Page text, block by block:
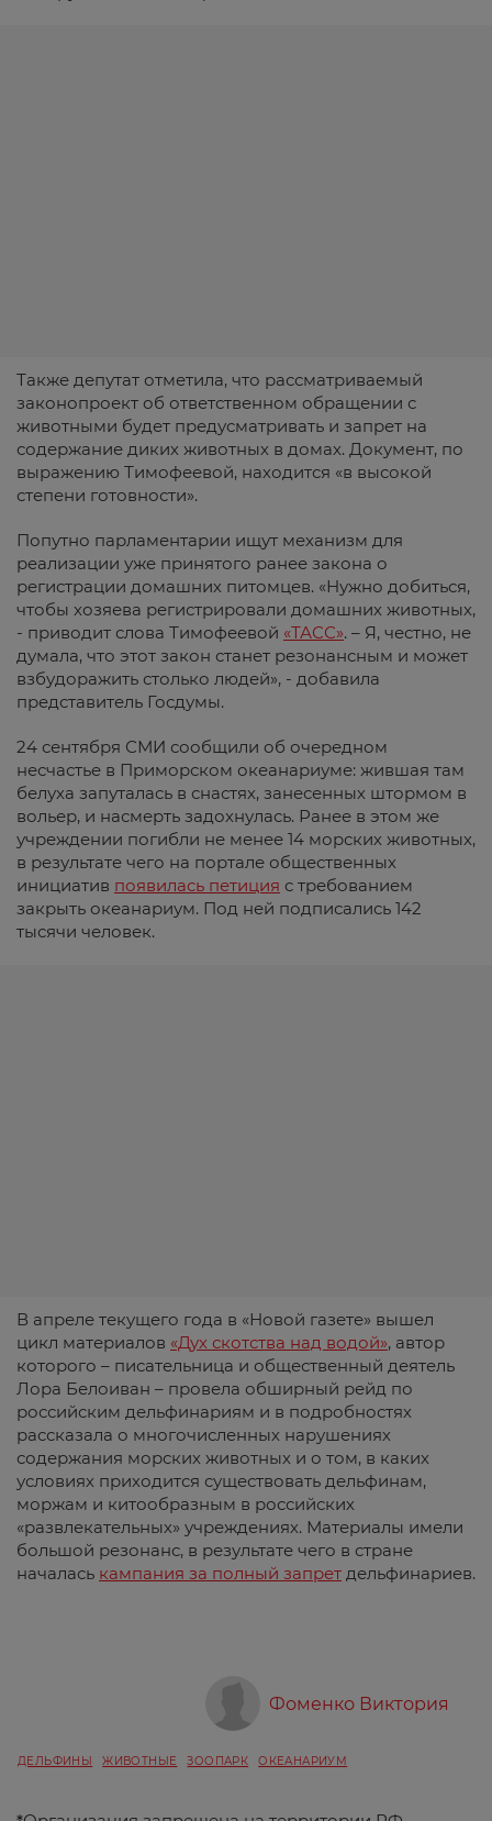
Также депутат отметила, что рассматриваемый
законопроект об ответственном обращении с
животными будет предусматривать и запрет на
содержание диких животных в домах. Документ, по
выражению Тимофеевой, находится «в высокой
степени готовности».
Попутно парламентарии ищут механизм для
реализации уже принятого ранее закона о
регистрации домашних питомцев. «Нужно добиться,
чтобы хозяева регистрировали домашних животных,
- приводит слова Тимофеевой «ТАСС». – Я, честно, не
думала, что этот закон станет резонансным и может
взбудоражить столько людей», - добавила
представитель Госдумы.
24 сентября СМИ сообщили об очередном
несчастье в Приморском океанариуме: жившая там
белуха запуталась в снастях, занесенных штормом в
вольер, и насмерть задохнулась. Ранее в этом же
учреждении погибли не менее 14 морских животных,
в результате чего на портале общественных
инициатив появилась петиция с требованием
закрыть океанариум. Под ней подписались 142
тысячи человек.
В апреле текущего года в «Новой газете» вышел
цикл материалов «Дух скотства над водой», автор
которого – писательница и общественный деятель
Лора Белоиван – провела обширный рейд по
российским дельфинариям и в подробностях
рассказала о многочисленных нарушениях
содержания морских животных и о том, в каких
условиях приходится существовать дельфинам,
моржам и китообразным в российских
«развлекательных» учреждениях. Материалы имели
большой резонанс, в результате чего в стране
началась кампания за полный запрет дельфинариев.
Фоменко Виктория
ДЕЛЬФИНЫ ЖИВОТНЫЕ ЗООПАРК ОКЕАНАРИУМ